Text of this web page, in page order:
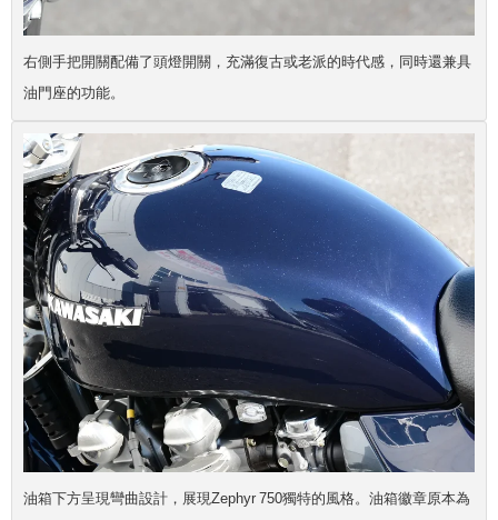
右側手把開關配備了頭燈開關，充滿復古或老派的時代感，同時還兼具
油門座的功能。
油箱下方呈現彎曲設計，展現Zephyr 750獨特的風格。油箱徽章原本為